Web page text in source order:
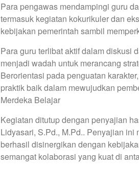
Para pengawas mendampingi guru
termasuk kegiatan kokurikuler dan
kebijakan pemerintah sambil
Para guru terlibat aktif dalam diskusi
menjadi wadah untuk merancang
Berorientasi pada penguatan
praktik baik dalam mewujudkan
Merdeka Belajar
Kegiatan ditutup dengan penyajian
Lidyasari, S.Pd., M.Pd.. Penyajian
berhasil disinergikan dengan
semangat kolaborasi yang kuat di